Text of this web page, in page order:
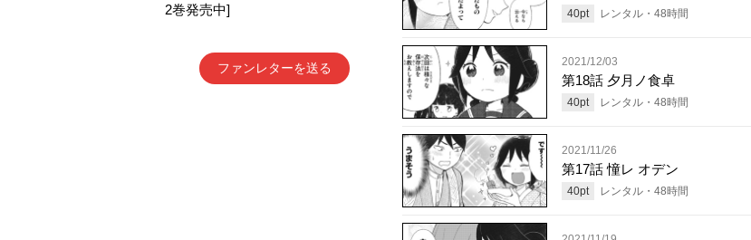
2巻発売中]
ファンレターを送る
40pt レンタル・ 48時間
2021/12/03
第18話 夕月ノ食卓
40pt レンタル・ 48時間
2021/11/26
第17話 憧レ オデン
40pt レンタル・ 48時間